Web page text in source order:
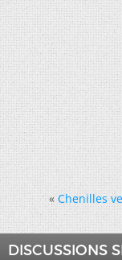
« Chenilles
DISCUSSIONS